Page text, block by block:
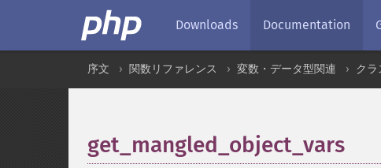
Downloads Documentation
序文 関数リファレンス 変数・データ型関連 クラ
get_mangled_object_vars